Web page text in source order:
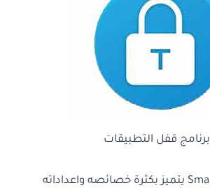
برنامج قفل التطبيقات
برنامج Smart AppLock يتميز بكثرة خصائصه واعداداته